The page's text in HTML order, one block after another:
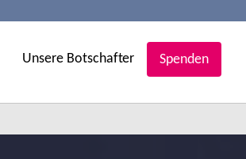
Unsere Botschafter Spenden